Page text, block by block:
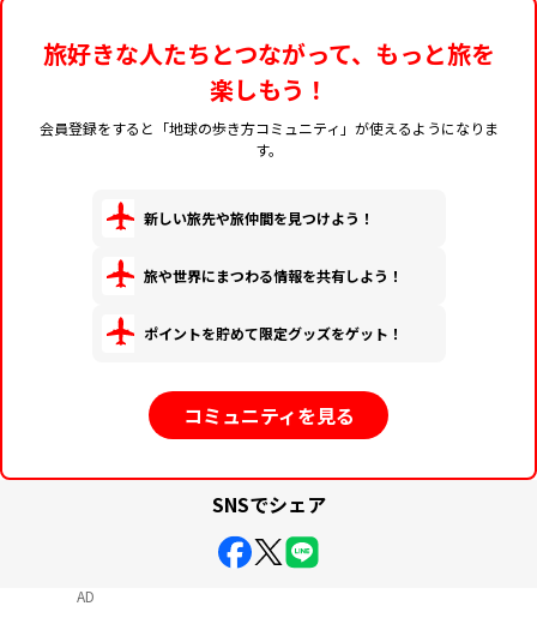
旅好きな人たちとつながって、もっと旅を
楽しもう！
会員登録をすると「地球の歩き方コミュニティ」が使えるようになりま
す。
新しい旅先や旅仲間を見つけよう！
旅や世界にまつわる情報を共有しよう！
ポイントを貯めて限定グッズをゲット！
コミュニティを見る
SNSでシェア
AD